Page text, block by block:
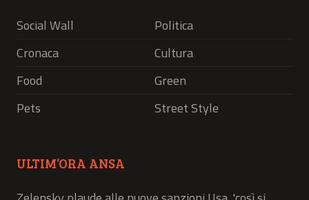
Social Wall
Politica
Cronaca
Cultura
Food
Green
Pets
Street Style
ULTIM’ORA ANSA